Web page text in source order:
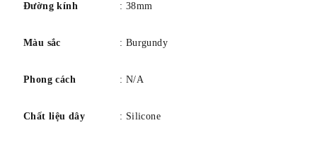
Đường kính : 38mm
Màu sắc : Burgundy
Phong cách : N/A
Chất liệu dây : Silicone